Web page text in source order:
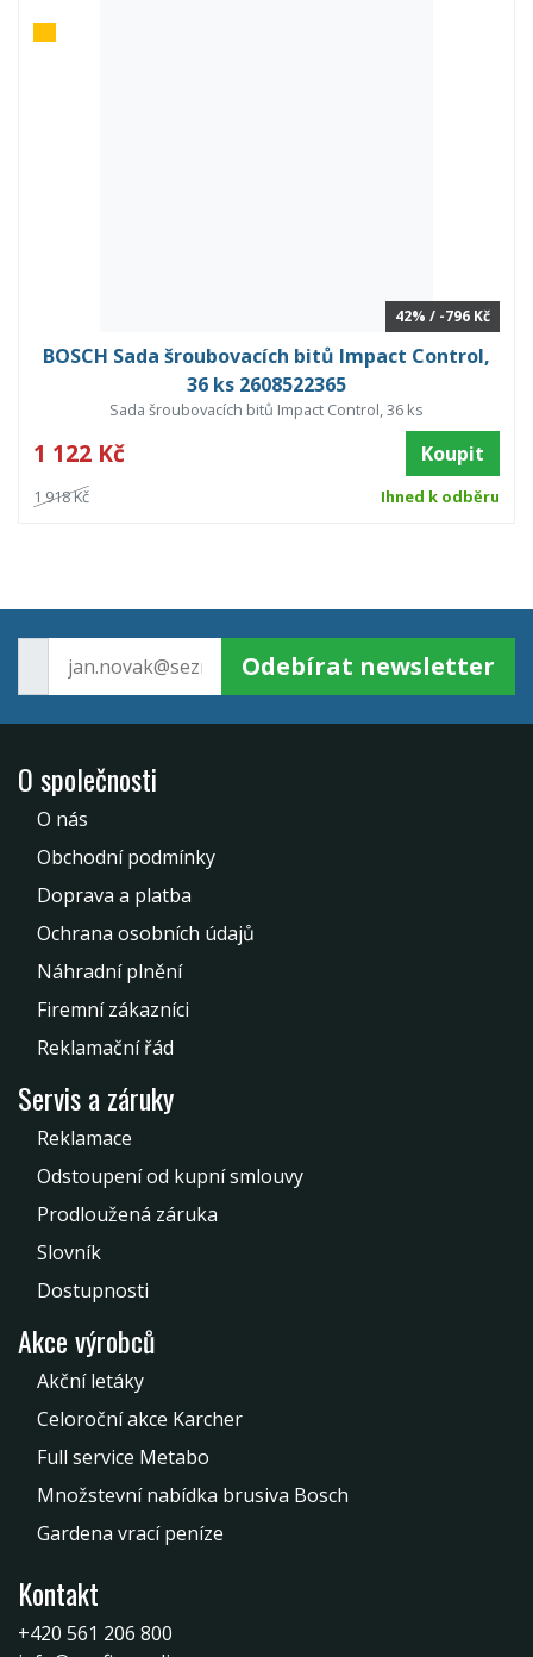
42% / -796 Kč
BOSCH Sada šroubovacích bitů Impact Control,
36 ks 2608522365
Sada šroubovacích bitů Impact Control, 36 ks
1 122 Kč Koupit
1 918 Kč Ihned k odběru
Odebírat newsletter
O společnosti
O nás
Obchodní podmínky
Doprava a platba
Ochrana osobních údajů
Náhradní plnění
Firemní zákazníci
Reklamační řád
Servis a záruky
Reklamace
Odstoupení od kupní smlouvy
Prodloužená záruka
Slovník
Dostupnosti
Akce výrobců
Akční letáky
Celoroční akce Karcher
Full service Metabo
Množstevní nabídka brusiva Bosch
Gardena vrací peníze
Kontakt
+420 561 206 800